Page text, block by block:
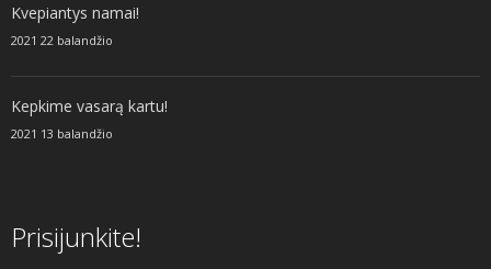
Kvepiantys namai!
2021 22 balandžio
Kepkime vasarą kartu!
2021 13 balandžio
Prisijunkite!